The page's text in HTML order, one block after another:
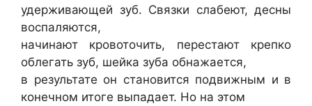
удерживающей зуб. Связки слабеют, десны
воспаляются,
начинают кровоточить, перестают крепко
облегать зуб, шейка зуба обнажается,
в результате он становится подвижным и в
конечном итоге выпадает. Но на этом